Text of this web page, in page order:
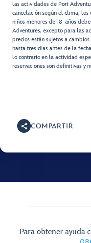
las actividades de Port
cancelación según el clima,
niños menores de 18 años
Adventures, excepto para las
precios están sujetos a
hasta tres días antes de la
lo contrario en la actividad
reservaciones son definitivas y
COMPARTIR
Para obtener ayuda